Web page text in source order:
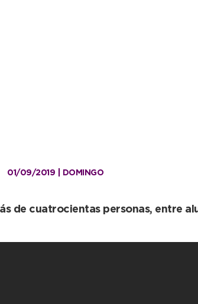
01/09/2019 | DOMINGO
de cuatrocientas personas, entre